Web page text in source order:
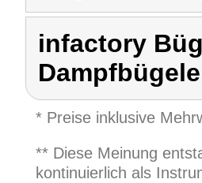
infactory
* Preise inklusive
** Diese Meinung
kontinuierlich als